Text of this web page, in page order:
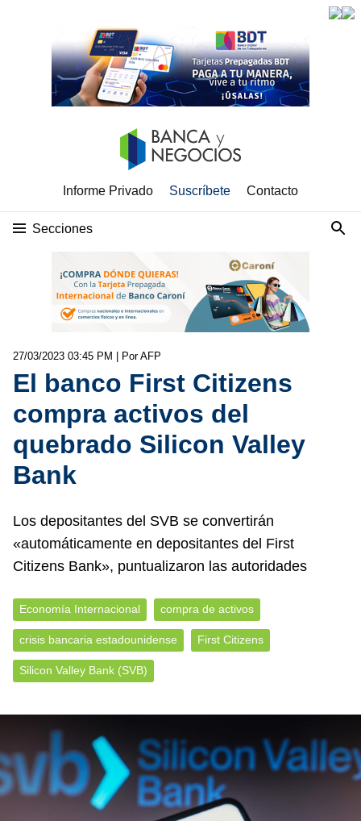
Informe Privado Suscríbete Contacto
Secciones
27/03/2023 03:45 PM | Por AFP
El banco First Citizens
compra activos del
quebrado Silicon Valley
Bank
Los depositantes del SVB se convertirán
«automáticamente en depositantes del First
Citizens Bank», puntualizaron las autoridades
Economía Internacional compra de activos
crisis bancaria estadounidense First Citizens
Silicon Valley Bank (SVB)